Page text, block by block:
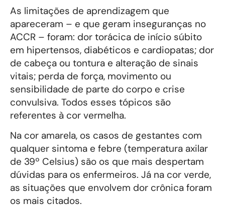
As limitações de aprendizagem que
apareceram – e que geram inseguranças no
ACCR – foram: dor torácica de início súbito
em hipertensos, diabéticos e cardiopatas; dor
de cabeça ou tontura e alteração de sinais
vitais; perda de força, movimento ou
sensibilidade de parte do corpo e crise
convulsiva. Todos esses tópicos são
referentes à cor vermelha.
Na cor amarela, os casos de gestantes com
qualquer sintoma e febre (temperatura axilar
de 39º Celsius) são os que mais despertam
dúvidas para os enfermeiros. Já na cor verde,
as situações que envolvem dor crônica foram
os mais citados.